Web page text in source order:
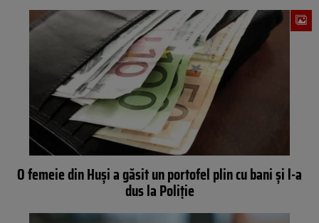
O femeie din Huși a găsit un portofel plin cu bani și l-a
dus la Poliție